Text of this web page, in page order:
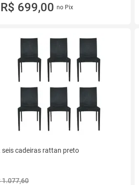
de R$ 77,67 sem juros
R$ 699,00 no Pix
seis cadeiras rattan preto
1.077,60